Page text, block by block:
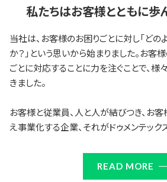
私たちはお客様とともに歩
当社は、お客様のお困りごとに対し「どの
か？」という思いから始まりました。お客
ごとに対応することに力を注ぐことで、
きました。
お客様と従業員、人と人が結びつき、お
え事業化する企業、それがドゥメンテック
READ MORE